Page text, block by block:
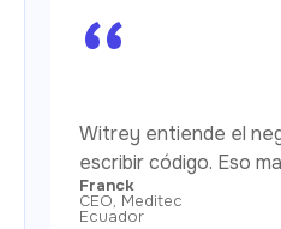
“
Witrey entiende el
escribir código. Eso
Franck
CEO, Meditec
Ecuador